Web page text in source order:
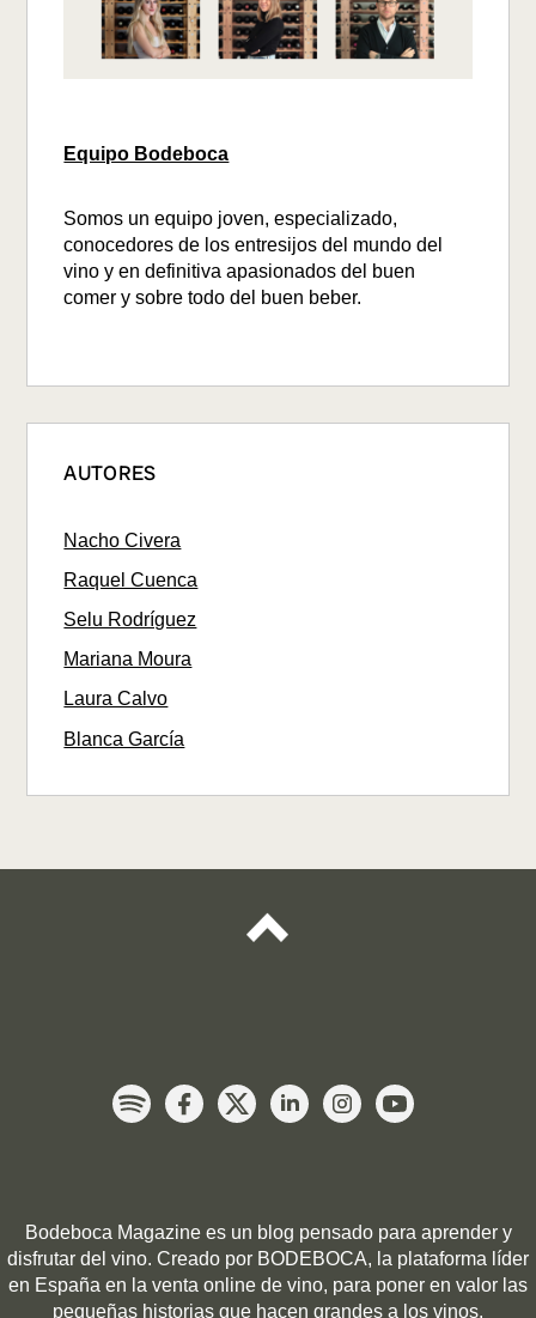
Equipo Bodeboca
Somos un equipo joven, especializado,
conocedores de los entresijos del mundo del
vino y en definitiva apasionados del buen
comer y sobre todo del buen beber.
AUTORES
Nacho Civera
Raquel Cuenca
Selu Rodríguez
Mariana Moura
Laura Calvo
Blanca García
Bodeboca Magazine es un blog pensado para aprender y
disfrutar del vino. Creado por BODEBOCA, la plataforma líder
en España en la venta online de vino, para poner en valor las
pequeñas historias que hacen grandes a los vinos.